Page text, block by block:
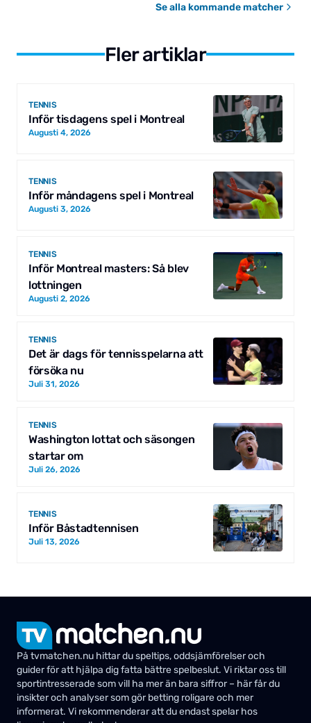
Se alla kommande matcher
Fler artiklar
TENNIS
Inför tisdagens spel i Montreal
Augusti 4, 2026
TENNIS
Inför måndagens spel i Montreal
Augusti 3, 2026
TENNIS
Inför Montreal masters: Så blev
lottningen
Augusti 2, 2026
TENNIS
Det är dags för tennisspelarna att
försöka nu
Juli 31, 2026
TENNIS
Washington lottat och säsongen
startar om
Juli 26, 2026
TENNIS
Inför Båstadtennisen
Juli 13, 2026
På tvmatchen.nu hittar du speltips, oddsjämförelser och
guider för att hjälpa dig fatta bättre spelbeslut. Vi riktar oss till
sportintresserade som vill ha mer än bara siffror – här får du
insikter och analyser som gör betting roligare och mer
informerat. Vi rekommenderar att du endast spelar hos